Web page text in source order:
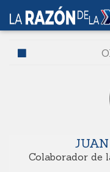
Colaborador de